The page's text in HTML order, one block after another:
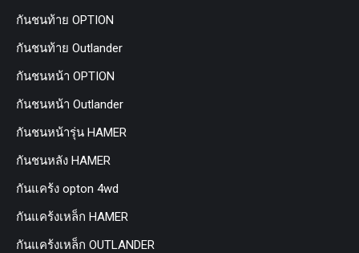
กันชนท้าย OPTION
กันชนท้าย Outlander
กันชนหน้า OPTION
กันชนหน้า Outlander
กันชนหน้ารุ่น HAMER
กันชนหลัง HAMER
กันแคร้ง opton 4wd
กันแคร้งเหล็ก HAMER
กันแคร้งเหล็ก OUTLANDER